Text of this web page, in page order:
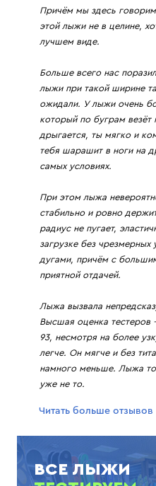
Причём мы здесь говорим
этой лыжи не в целине,
лучшем виде.
Больше всего нас
лыжи при такой ширине
ожидали. У лыжи очень
который по буграм везёт
дрыгается, ты мягко и
тебя шарашит в ноги на
самых условиях.
При этом лыжа
стабильно и ровно
радиус не пугает,
загрузке без
дугами, причём с
приятной отдачей.
Лыжа вызвала
Высшая оценка
93, несмотря на более
легче. Он мягче и без
намного меньше. Лыжа
уже не то.
Читать больше отзывов
ВСЕ ЛЫЖИ